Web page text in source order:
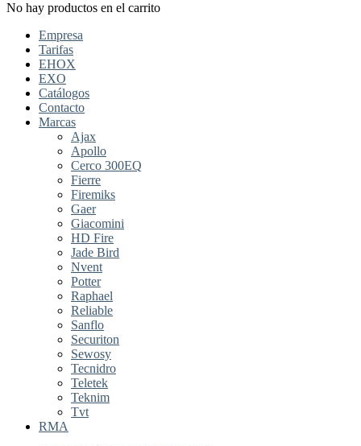
No hay productos en el carrito
Empresa
Tarifas
EHOX
EXO
Catálogos
Contacto
Marcas
Ajax
Apollo
Cerco 300EQ
Fierre
Firemiks
Gaer
Giacomini
HD Fire
Jade Bird
Nvent
Potter
Raphael
Reliable
Sanflo
Securiton
Sewosy
Tecnidro
Teletek
Teknim
Tvt
RMA